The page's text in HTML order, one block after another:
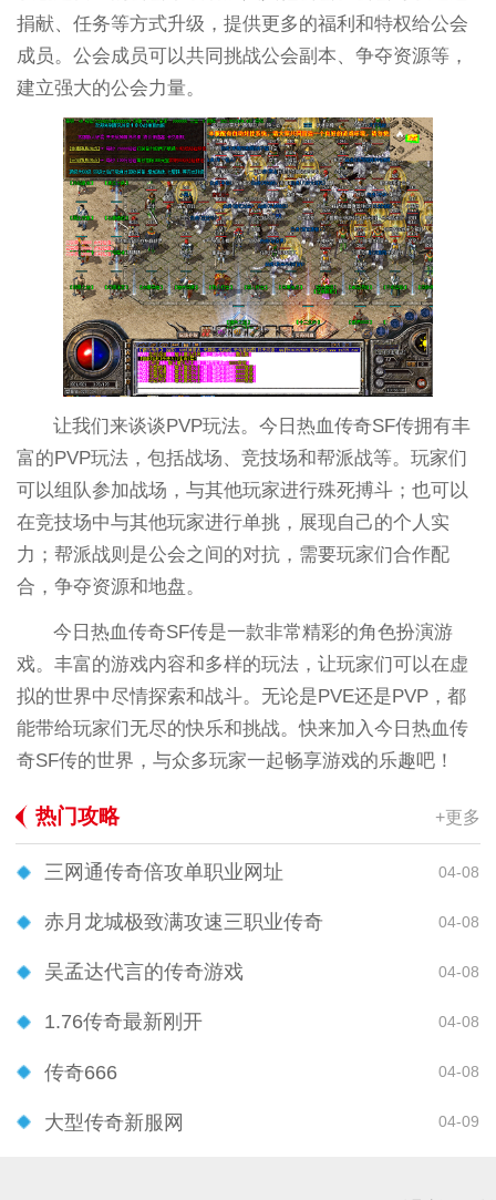
捐献、任务等方式升级，提供更多的福利和特权给公会
成员。公会成员可以共同挑战公会副本、争夺资源等，
建立强大的公会力量。
让我们来谈谈PVP玩法。今日热血传奇SF传拥有丰
富的PVP玩法，包括战场、竞技场和帮派战等。玩家们
可以组队参加战场，与其他玩家进行殊死搏斗；也可以
在竞技场中与其他玩家进行单挑，展现自己的个人实
力；帮派战则是公会之间的对抗，需要玩家们合作配
合，争夺资源和地盘。
今日热血传奇SF传是一款非常精彩的角色扮演游
戏。丰富的游戏内容和多样的玩法，让玩家们可以在虚
拟的世界中尽情探索和战斗。无论是PVE还是PVP，都
能带给玩家们无尽的快乐和挑战。快来加入今日热血传
奇SF传的世界，与众多玩家一起畅享游戏的乐趣吧！
热门攻略 +更多
三网通传奇倍攻单职业网址 04-08
赤月龙城极致满攻速三职业传奇 04-08
吴孟达代言的传奇游戏 04-08
1.76传奇最新刚开 04-08
传奇666 04-08
大型传奇新服网 04-09